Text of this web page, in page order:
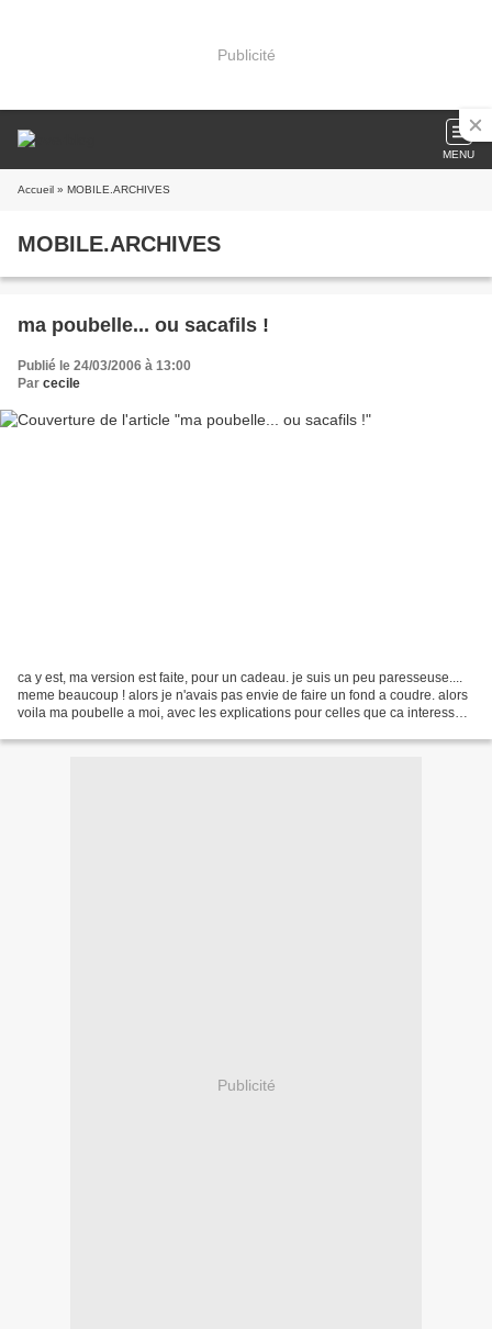
Publicité
MENU
Accueil » MOBILE.ARCHIVES
MOBILE.ARCHIVES
ma poubelle... ou sacafils !
Publié le 24/03/2006 à 13:00
Par cecile
ca y est, ma version est faite, pour un cadeau. je suis un peu paresseuse....
meme beaucoup ! alors je n'avais pas envie de faire un fond a coudre. alors
voila ma poubelle a moi, avec les explications pour celles que ca interesse !
Publicité